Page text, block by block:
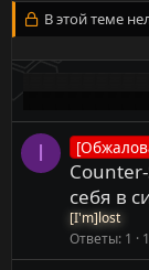
и
В этой теме
I
себя в
[I'm]lost
Ответы 1